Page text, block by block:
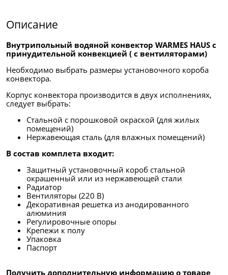
Описание
Внутрипольный водяной конвектор WARMES HAUS с
принудительной конвекцией ( с вентиляторами)
Необходимо выбрать размеры установочного короба
конвектора.
Корпус конвектора производится в двух исполнениях,
следует выбрать:
Стальной с порошковой окраской (для жилых
помещений)
Нержавеющая сталь (для влажных помещений)
В состав комплета входит:
Защитный установочный короб стальной
окрашенный или из нержавеющей стали
Радиатор
Вентиляторы (220 В)
Декоративная решетка из анодированного
алюминия
Регулировочные опоры
Крепежи к полу
Упаковка
Паспорт
Получить дополнительную информацию о товаре